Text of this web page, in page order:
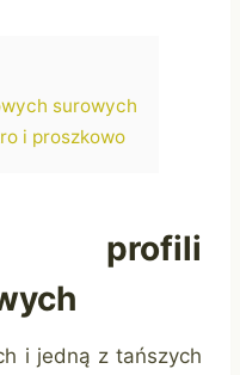
surowych
i proszkowo
profili
i jedną z tańszych